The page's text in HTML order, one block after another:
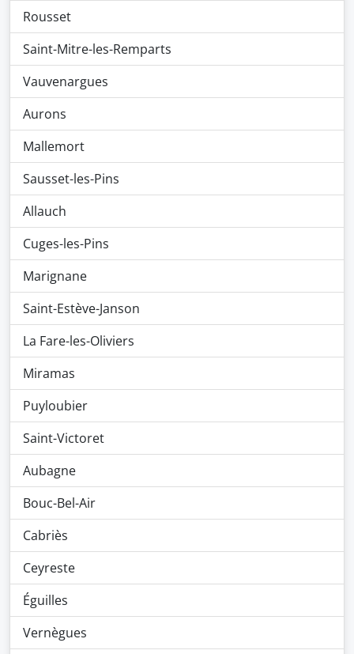
Rousset
Saint-Mitre-les-Remparts
Vauvenargues
Aurons
Mallemort
Sausset-les-Pins
Allauch
Cuges-les-Pins
Marignane
Saint-Estève-Janson
La Fare-les-Oliviers
Miramas
Puyloubier
Saint-Victoret
Aubagne
Bouc-Bel-Air
Cabriès
Ceyreste
Éguilles
Vernègues